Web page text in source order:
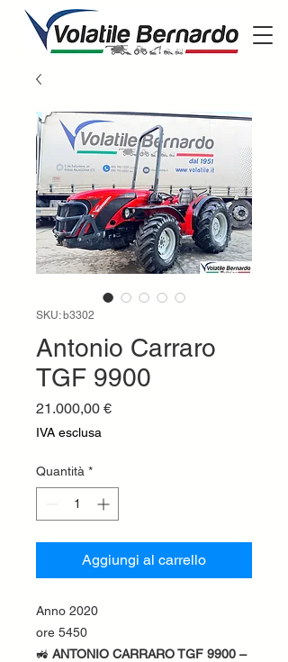
SKU: b3302
Antonio Carraro
TGF 9900
21.000,00 €Prezzo
IVA esclusa
Quantità *
Aggiungi al carrello
Anno 2020
ore 5450
🚜 ANTONIO CARRARO TGF 9900 –